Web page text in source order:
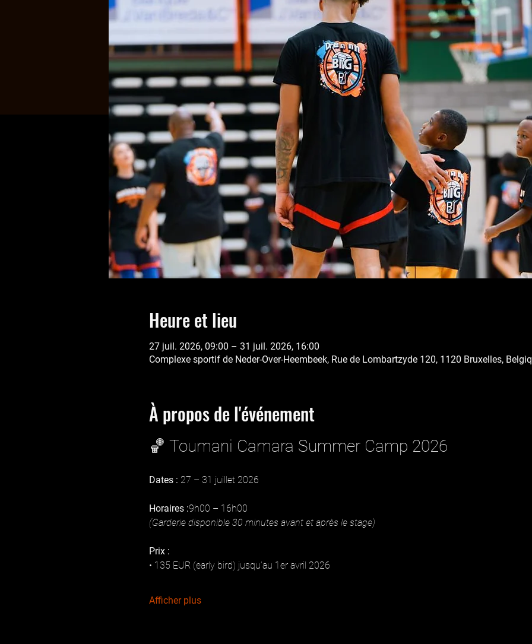
Heure et lieu
27 juil. 2026, 09:00 – 31 juil. 2026, 16:00
Complexe sportif de Neder-Over-Heembeek, Rue de Lombartzyde 120, 1120 Bruxelles,
À propos de l'événement
🏀 Toumani Camara Summer Camp 2026
Dates : 27 – 31 juillet 2026
Horaires :9h00 – 16h00
(Garderie disponible 30 minutes avant et après le stage)
Prix :
• 135 EUR (early bird) jusqu’au 1er avril 2026
Afficher plus